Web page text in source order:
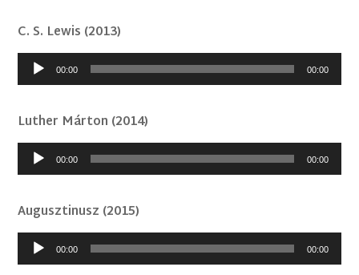
C. S. Lewis (2013)
Audió
lejátszó00:00 00:00
Luther Márton (2014)
Audió
lejátszó00:00 00:00
Augusztinusz (2015)
Audió
lejátszó00:00 00:00